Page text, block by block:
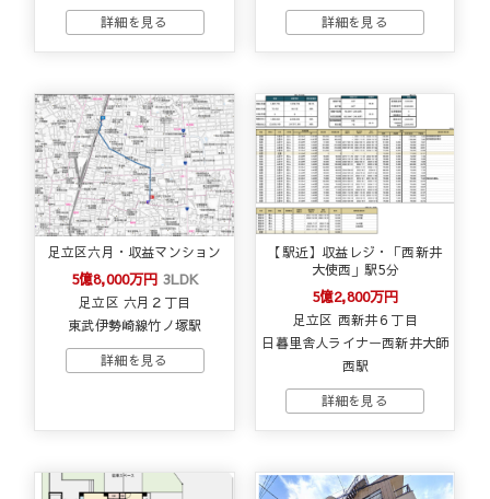
足立区六月・収益マンション
5億8,000万円 3LDK
足立区 六月２丁目
東武伊勢崎線竹ノ塚駅
【駅近】収益レジ・「西新井
大使西」駅5分
5億2,800万円
足立区 西新井６丁目
日暮里舎人ライナー西新井大師
西駅